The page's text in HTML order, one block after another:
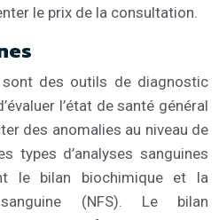
le prix de la consultation.
sont des outils de diagnostic
l’état de santé général
des anomalies au niveau de
types d’analyses sanguines
le bilan biochimique et la
(NFS). Le bilan